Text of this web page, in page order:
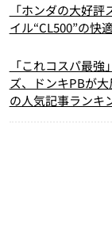
「ホンダの大好
イル“CL500”の快
「これコスパ最
ズ、ドンキPBが
の人気記事ランキ